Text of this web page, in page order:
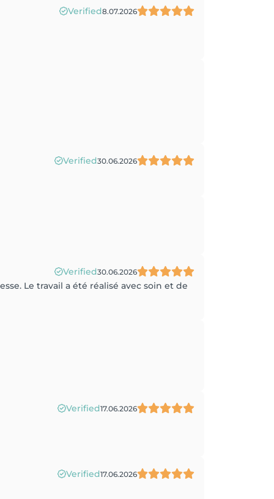
Verified8.07.2026
Verified30.06.2026
Verified30.06.2026
Le travail a été réalisé avec soin et de
Verified17.06.2026
Verified17.06.2026